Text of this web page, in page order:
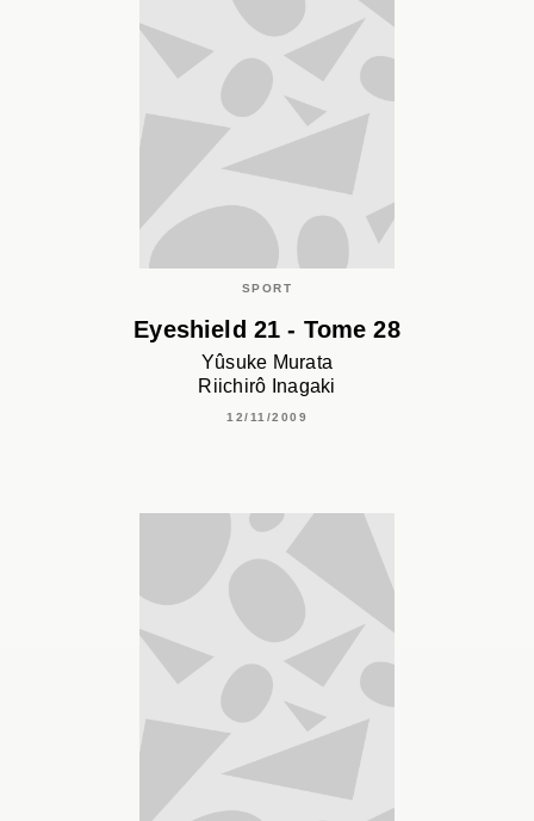
SPORT
Eyeshield 21 - Tome 28
Yûsuke Murata
Riichirô Inagaki
12/11/2009